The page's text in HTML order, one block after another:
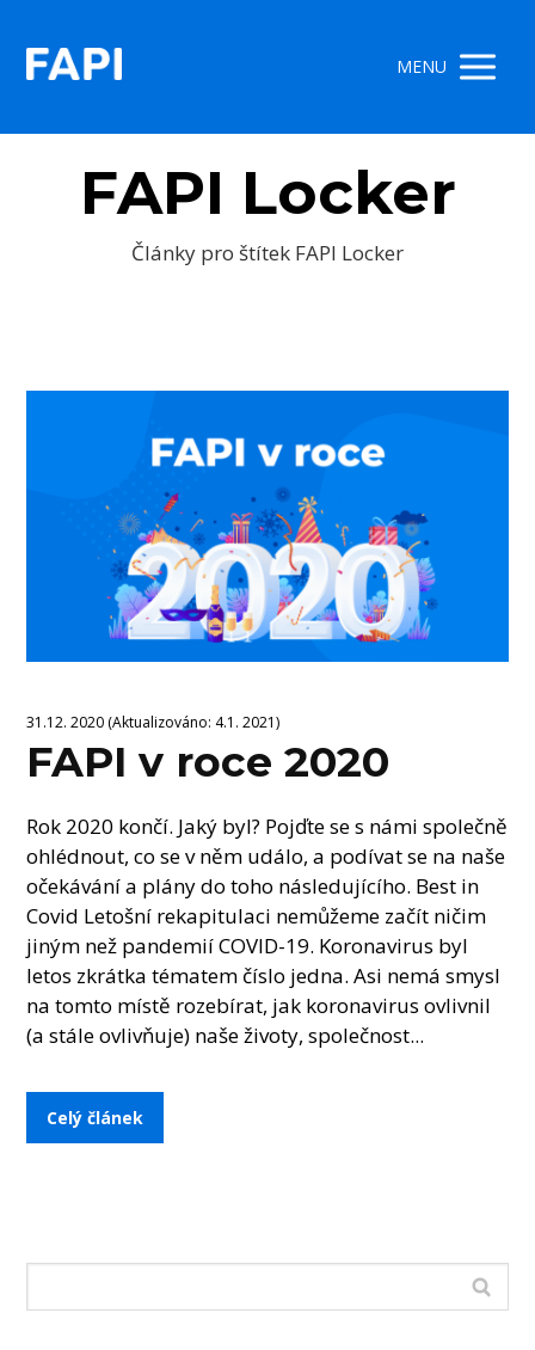
MENU
FAPI Locker
Články pro štítek FAPI Locker
31.12. 2020 (Aktualizováno: 4.1. 2021)
FAPI v roce 2020
Rok 2020 končí. Jaký byl? Pojďte se s námi společně
ohlédnout, co se v něm událo, a podívat se na naše
očekávání a plány do toho následujícího. Best in
Covid Letošní rekapitulaci nemůžeme začít ničim
jiným než pandemií COVID-19. Koronavirus byl
letos zkrátka tématem číslo jedna. Asi nemá smysl
na tomto místě rozebírat, jak koronavirus ovlivnil
(a stále ovlivňuje) naše životy, společnost...
Celý článek